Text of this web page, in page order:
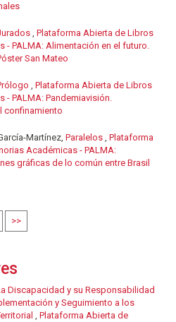
, Plataforma Abierta de Libros
- PALMA: Alimentación en el futuro.
San Mateo
, Plataforma Abierta de Libros
- PALMA: Pandemiavisión.
confinamiento
Martínez, Paralelos , Plataforma
Académicas - PALMA:
gráficas de lo común entre Brasil
>>
Discapacidad y su Responsabilidad
y Seguimiento a los
, Plataforma Abierta de